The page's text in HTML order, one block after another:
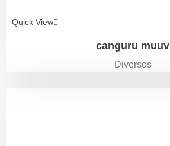
Quick View
canguru muuv
Diversos